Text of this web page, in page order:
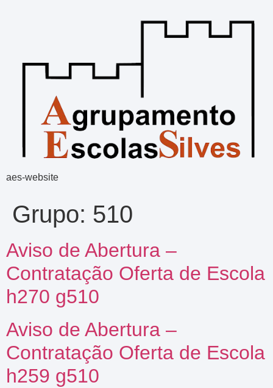
aes-website
Grupo: 510
Aviso de Abertura –
Contratação Oferta de Escola
h270 g510
Aviso de Abertura –
Contratação Oferta de Escola
h259 g510